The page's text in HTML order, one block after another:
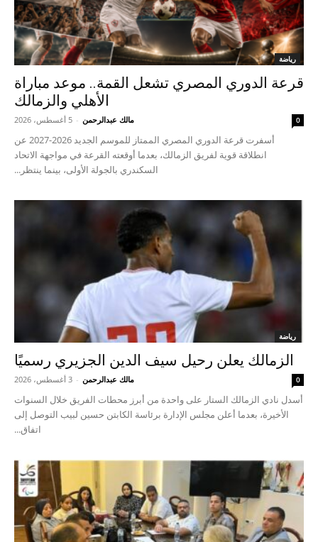
رياضة
قرعة الدوري المصري تشعل القمة.. موعد مباراة
الأهلي والزمالك
مالك عبدالرحمن - 5 أغسطس، 2026 0
أسفرت قرعة الدوري المصري الممتاز للموسم الجديد 2026-2027 عن
انطلاقة قوية لفريق الزمالك، بعدما أوقعته القرعة في مواجهة الاتحاد
السكندري بالجولة الأولى، بينما ينتظر...
رياضة
الزمالك يعلن رحيل سيف الدين الجزيري رسميًا
مالك عبدالرحمن - 3 أغسطس، 2026 0
أسدل نادي الزمالك الستار على واحدة من أبرز محطات الفريق خلال السنوات
الأخيرة، بعدما أعلن مجلس الإدارة برئاسة الكابتن حسين لبيب التوصل إلى
اتفاق...